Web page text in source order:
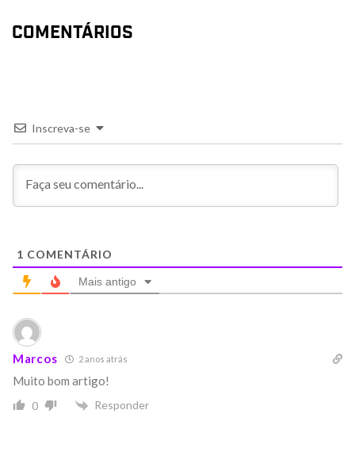
COMENTÁRIOS
Inscreva-se
1 COMENTÁRIO
Mais antigo
Marcos 2 anos atrás
Muito bom artigo!
0 Responder